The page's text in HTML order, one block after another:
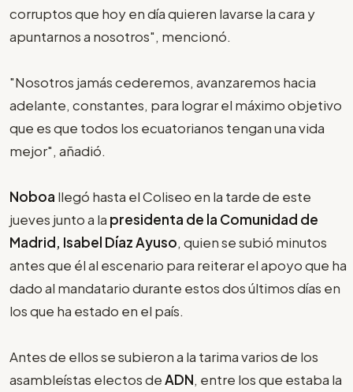
corruptos que hoy en día quieren lavarse la cara y
apuntarnos a nosotros", mencionó.
"Nosotros jamás cederemos, avanzaremos hacia
adelante, constantes, para lograr el máximo objetivo
que es que todos los ecuatorianos tengan una vida
mejor", añadió.
Noboa llegó hasta el Coliseo en la tarde de este
jueves junto a la presidenta de la Comunidad de
Madrid, Isabel Díaz Ayuso, quien se subió minutos
antes que él al escenario para reiterar el apoyo que ha
dado al mandatario durante estos dos últimos días en
los que ha estado en el país.
Antes de ellos se subieron a la tarima varios de los
asambleístas electos deADN, entre los que estaba la